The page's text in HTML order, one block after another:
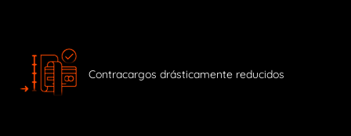
Contracargos drásticamente reducidos